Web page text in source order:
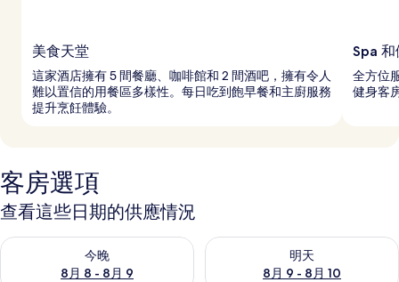
美食天堂
這家酒店擁有 5 間餐廳、咖啡館和 2 間酒吧，擁有令人
難以置信的用餐區多樣性。每日吃到飽早餐和主廚服務
提升烹飪體驗。
Spa
全方位
健身客
客房選項
查看這些日期的供應情況
今晚
8月 8 - 8月 9
查看今晚 (8月 8 - 8月 9) 的供應情況
明天
8月 9 - 8月 10
查看明天 (8月 9 - 8月 10) 的供